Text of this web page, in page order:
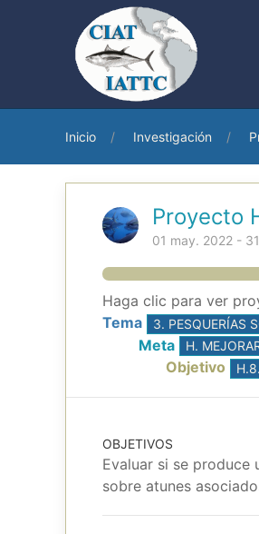
Inicio Investigación
Proyecto
01 may. 2022 -
Haga clic para ver
Tema
3. PESQUERÍAS
Meta H.
Objetivo
OBJETIVOS
Evaluar si se produce
sobre atunes